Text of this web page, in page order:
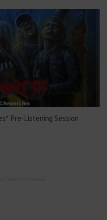
Pre-Listening Session